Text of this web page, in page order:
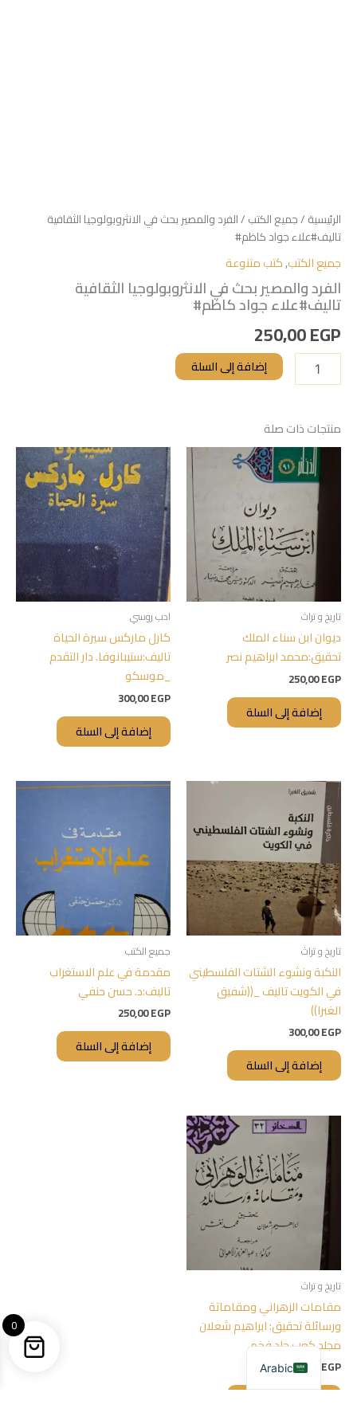
الرئيسية /جميع الكتب / الفرد والمصير بحث في الانثروبولوجيا الثقافية
تاليف#علاء جواد كاظم#
جميع الكتب,كتب متنوعة
الفرد والمصير بحث في الانثروبولوجيا الثقافية
تاليف#علاء جواد كاظم#
250,00EGP
إضافة إلى السلة
منتجات ذات صلة
تاريخ و تراث
ديوان ابن سناء الملك
تحقيق:محمد ابراهيم نصر
250,00EGP
إضافة إلى السلة
ادب روسي
كارل ماركس سيرة الحياة
تاليف:ستيبانوفا. دار التقدم
_موسكو
300,00EGP
إضافة إلى السلة
تاريخ و تراث
النكبة ونشوء الشتات الفلسطيني
في الكويت تاليف _((شفيق
الغبرا))
300,00EGP
إضافة إلى السلة
جميع الكتب
مقدمة في علم الاستغراب
تاليف:د. حسن حنفي
250,00EGP
إضافة إلى السلة
تاريخ و تراث
مقامات الزهراني ومقاماتة
ورسائلة تحقيق: ابراهيم شعلان
مجلد كعب جلد فخم
200,00 EGP
0
Arabic